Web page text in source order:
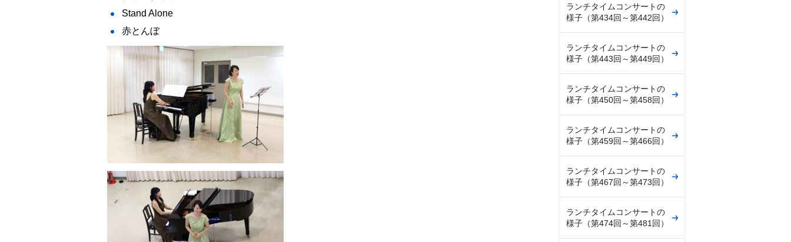
Stand Alone
赤とんぼ
ランチタイムコンサートの
様子（第434回～第442回）
ランチタイムコンサートの
様子（第443回～第449回）
ランチタイムコンサートの
様子（第450回～第458回）
ランチタイムコンサートの
様子（第459回～第466回）
ランチタイムコンサートの
様子（第467回～第473回）
ランチタイムコンサートの
様子（第474回～第481回）